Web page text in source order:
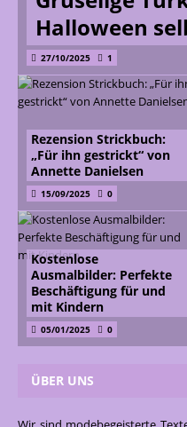
Halloween
27/10/2025 1
Rezension Strickbuch:
„Für ihn gestrickt“ von
Annette Danielsen
15/09/2025 0
Kostenlose
Ausmalbilder: Perfekte
Beschäftigung für und
mit Kindern
05/01/2025 0
ÜBER UNS